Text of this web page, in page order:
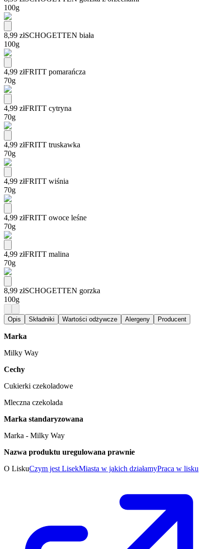
100g
8,99 złSCHOGETTEN biała
100g
4,99 złFRITT pomarańcza
70g
4,99 złFRITT cytryna
70g
4,99 złFRITT truskawka
70g
4,99 złFRITT wiśnia
70g
4,99 złFRITT owoce leśne
70g
4,99 złFRITT malina
70g
8,99 złSCHOGETTEN gorzka
100g
Opis Składniki Wartości odżywcze Alergeny Producent
Marka
Milky Way
Cechy
Cukierki czekoladowe
Mleczna czekolada
Marka standaryzowana
Marka - Milky Way
Nazwa produktu uregulowana prawnie
O LiskuCzym jest LisekMiasta w jakich działamyPraca w lisku